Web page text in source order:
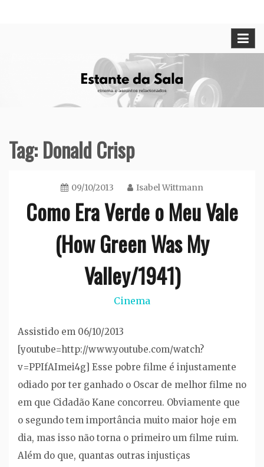
Tag:Donald Crisp
09/10/2013 Isabel Wittmann
Como Era Verde o Meu Vale
(How Green Was My
Valley/1941)
Cinema
Assistido em 06/10/2013
[youtube=http://www.youtube.com/watch?
v=PPIfAImei4g] Esse pobre filme é injustamente
odiado por ter ganhado o Oscar de melhor filme no
em que Cidadão Kane concorreu. Obviamente que
o segundo tem importância muito maior hoje em
dia, mas isso não torna o primeiro um filme ruim.
Além do que, quantas outras injustiças